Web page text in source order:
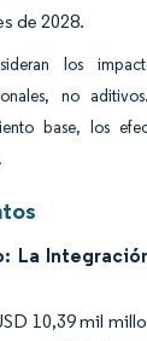
de 2028.
los
no
base, los
La
10,39 mil